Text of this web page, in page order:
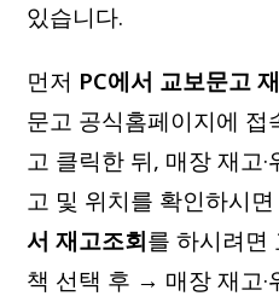
있습니다.
먼저 PC에서 교보문고
문고 공식홈페이지에 접
고 클릭한 뒤, 매장 재고
고 및 위치를 확인하시
서 재고조회를 하시려면
책 선택 후 → 매장 재고